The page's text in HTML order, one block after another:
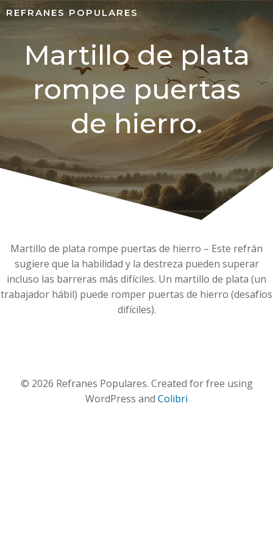
REFRANES POPULARES
Martillo de plata
rompe puertas
de hierro.
Martillo de plata rompe puertas de hierro – Este refrán
sugiere que la habilidad y la destreza pueden superar
incluso las barreras más difíciles. Un martillo de plata (un
trabajador hábil) puede romper puertas de hierro (desafíos
difíciles).
© 2026 Refranes Populares. Created for free using
WordPress and Colibri